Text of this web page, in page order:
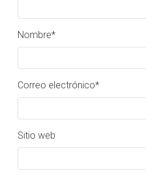
Nombre*
Correo electrónico*
Sitio web